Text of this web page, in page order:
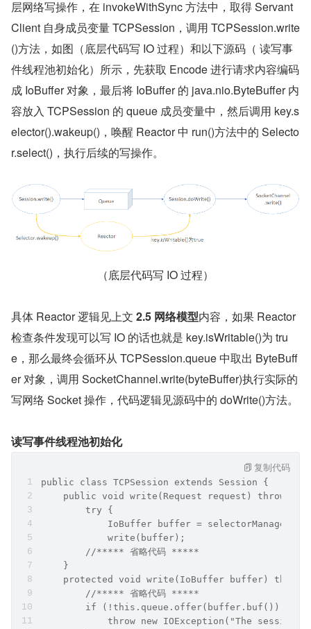
层网络写操作，在 invokeWithSync 方法中，取得 Servant
Client 自身成员变量 TCPSession，调用 TCPSession.write
()方法，如图（底层代码写 IO 过程）和以下源码（ 读写事
件线程池初始化）所示，先获取 Encode 进行请求内容编码
成 IoBuffer 对象，最后将 IoBuffer 的 java.nio.ByteBuffer 内
容放入 TCPSession 的 queue 成员变量中，然后调用 key.s
elector().wakeup()，唤醒 Reactor 中 run()方法中的 Selecto
r.select()，执行后续的写操作。
（底层代码写 IO 过程）
具体 Reactor 逻辑见上文 2.5 网络模型内容，如果 Reactor
检查条件发现可以写 IO 的话也就是 key.isWritable()为 tru
e，那么最终会循环从 TCPSession.queue 中取出 ByteBuff
er 对象，调用 SocketChannel.write(byteBuffer)执行实际的
写网络 Socket 操作，代码逻辑见源码中的 doWrite()方法。
读写事件线程池初始化
public class TCPSession extends Session {
public void write(Request request) throws
        try {
IoBuffer buffer =
            write(buffer);
        //***** 省略代码 *****
    }
protected void write(IoBuffer buffer) throws
        //***** 省略代码 *****
        if (!this.queue.offer(buffer.buf())) {
throw new IOException("The session
复制代码